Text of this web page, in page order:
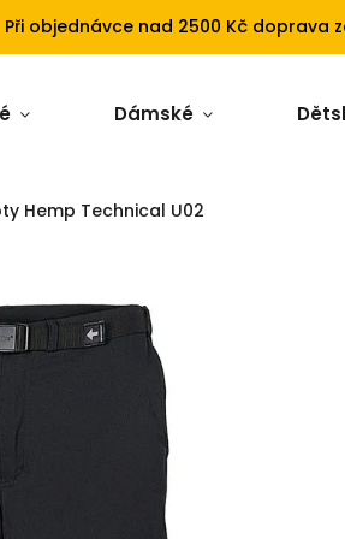
Při objednávce nad 2500 Kč doprava
Dámské
Hemp Technical U02